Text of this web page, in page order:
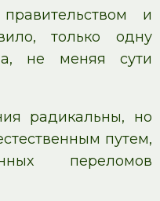
и
только одну
не меняя сути
радикальны, но
путем,
переломов